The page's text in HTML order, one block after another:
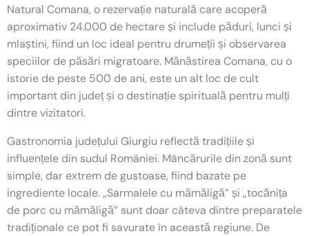
Natural Comana, o rezervație naturală care acoperă
aproximativ 24.000 de hectare și include păduri, lunci și
mlaștini, fiind un loc ideal pentru drumeții și observarea
speciilor de păsări migratoare. Mănăstirea Comana, cu o
istorie de peste 500 de ani, este un alt loc de cult
important din județ și o destinație spirituală pentru mulți
dintre vizitatori.
Gastronomia județului Giurgiu reflectă tradițiile și
influențele din sudul României. Mâncărurile din zonă sunt
simple, dar extrem de gustoase, fiind bazate pe
ingrediente locale. „Sarmalele cu mămăligă” și „tocănița
de porc cu mămăligă” sunt doar câteva dintre preparatele
tradiționale ce pot fi savurate în această regiune. De